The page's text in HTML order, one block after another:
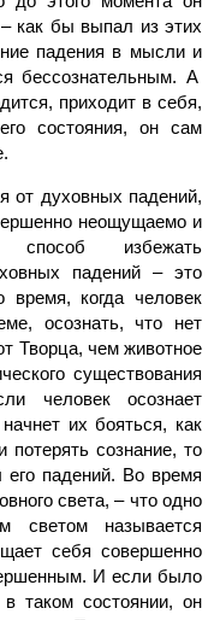
как бы выпал из этих
падения в мысли и
бессознательным. А
приходит в себя,
состояния, он сам
от духовных падений,
неощущаемо и
способ избежать
падений – это
время, когда человек
осознать, что нет
Творца, чем животное
существования
человек осознает
их бояться, как
потерять сознание, то
его падений. Во время
света, – что одно
называется
себя совершенно
И если было
таком состоянии, он